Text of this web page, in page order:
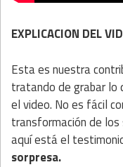
EXPLICACION DEL
Esta es nuestra
tratando de grabar lo
el video. No es fácil
transformación de
aquí está el
sorpresa.